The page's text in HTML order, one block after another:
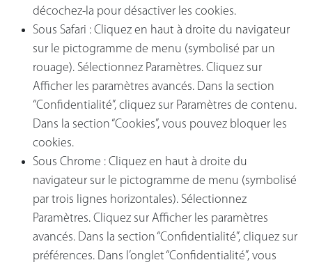
décochez-la pour désactiver les cookies.
Sous Safari : Cliquez en haut à droite du navigateur
sur le pictogramme de menu (symbolisé par un
rouage). Sélectionnez Paramètres. Cliquez sur
Afficher les paramètres avancés. Dans la section
“Confidentialité”, cliquez sur Paramètres de contenu.
Dans la section “Cookies”, vous pouvez bloquer les
cookies.
Sous Chrome : Cliquez en haut à droite du
navigateur sur le pictogramme de menu (symbolisé
par trois lignes horizontales). Sélectionnez
Paramètres. Cliquez sur Afficher les paramètres
avancés. Dans la section “Confidentialité”, cliquez sur
préférences. Dans l’onglet “Confidentialité”, vous